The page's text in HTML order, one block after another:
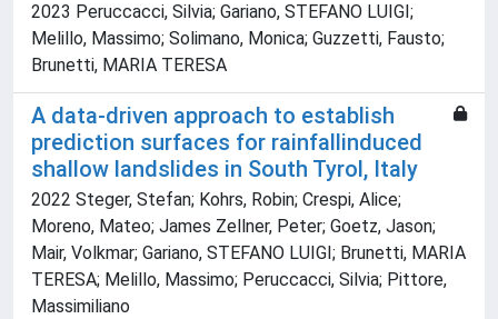
2023 Peruccacci, Silvia; Gariano, STEFANO LUIGI;
Melillo, Massimo; Solimano, Monica; Guzzetti, Fausto;
Brunetti, MARIA TERESA
A data-driven approach to establish
prediction surfaces for rainfallinduced
shallow landslides in South Tyrol, Italy
2022 Steger, Stefan; Kohrs, Robin; Crespi, Alice;
Moreno, Mateo; James Zellner, Peter; Goetz, Jason;
Mair, Volkmar; Gariano, STEFANO LUIGI; Brunetti, MARIA
TERESA; Melillo, Massimo; Peruccacci, Silvia; Pittore,
Massimiliano